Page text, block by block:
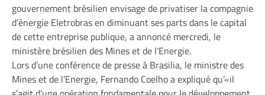
gouvernement brésilien envisage de privatiser la compagnie
d’énergie Eletrobras en diminuant ses parts dans le capital
de cette entreprise publique, a annoncé mercredi, le
ministère brésilien des Mines et de l’Energie.
Lors d’une conférence de presse à Brasilia, le ministre des
Mines et de l’Energie, Fernando Coelho a expliqué qu’«il